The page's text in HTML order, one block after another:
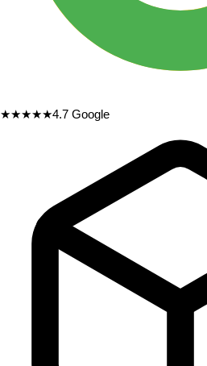
★★★★★4.7 Google